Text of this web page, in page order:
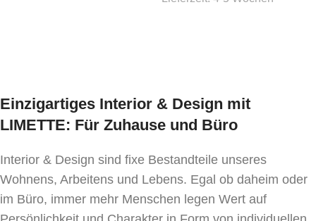
Einzigartiges Interior & Design mit
LIMETTE: Für Zuhause und Büro
Interior & Design sind fixe Bestandteile unseres
Wohnens, Arbeitens und Lebens. Egal ob daheim oder
im Büro, immer mehr Menschen legen Wert auf